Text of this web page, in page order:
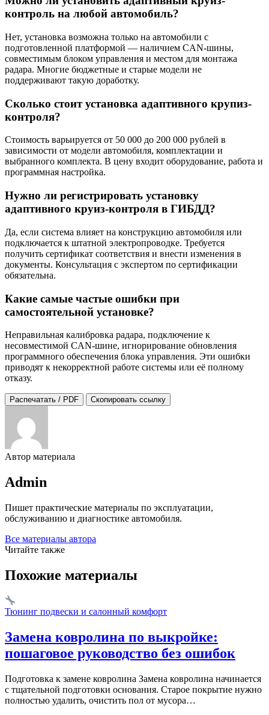
контроль на любой автомобиль?
Нет, установка возможна только на автомобили с
подготовленной платформой — наличием CAN-шины,
совместимым блоком управления и местом для монтажа
радара. Многие бюджетные и старые модели не
поддерживают такую доработку.
Сколько стоит установка адаптивного крупиз-
контроля?
Стоимость варьируется от 50 000 до 200 000 рублей в
зависимости от модели автомобиля, комплектации и
выбранного комплекта. В цену входит оборудование, работа и
программная настройка.
Нужно ли регистрировать установку
адаптивного круиз-контроля в ГИБДД?
Да, если система влияет на конструкцию автомобиля или
подключается к штатной электропроводке. Требуется
получить сертификат соответствия и внести изменения в
документы. Консультация с экспертом по сертификации
обязательна.
Какие самые частые ошибки при
самостоятельной установке?
Неправильная калибровка радара, подключение к
несовместимой CAN-шине, игнорирование обновления
программного обеспечения блока управления. Эти ошибки
приводят к некорректной работе системы или её полному
отказу.
Распечатать / PDF Скопировать ссылку
Автор материала
Admin
Пишет практические материалы по эксплуатации,
обслуживанию и диагностике автомобиля.
Все материалы автора
Читайте также
Похожие материалы
Тюнинг подвески и салонный комфорт
Замена ковролина по выкройке:
пошаговое руководство без ошибок
Подготовка к замене ковролина Замена ковролина начинается
с тщательной подготовки основания. Старое покрытие нужно
полностью удалить, очистить пол от мусора…